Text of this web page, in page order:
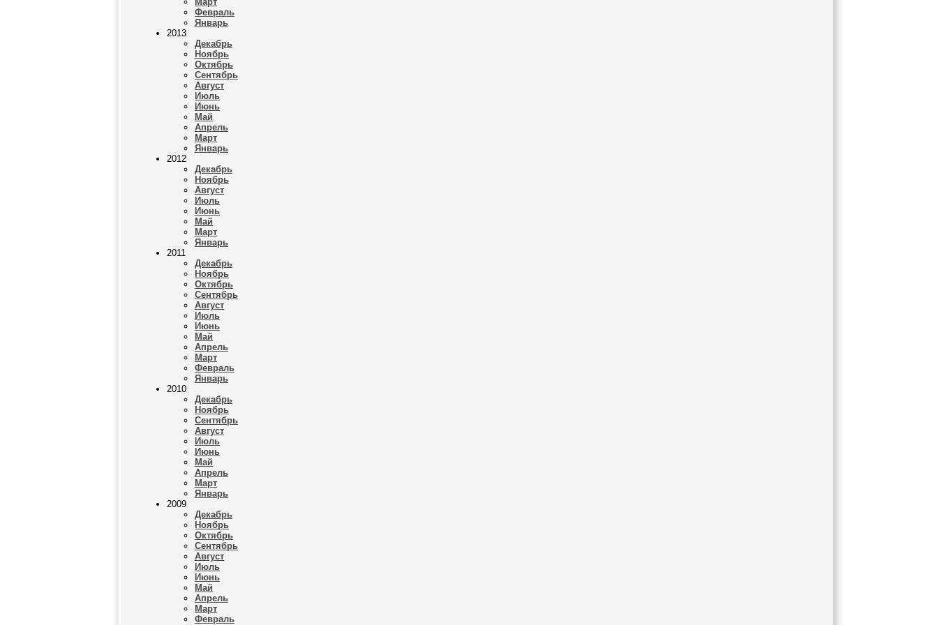
Февраль
Январь
2013
Декабрь
Ноябрь
Октябрь
Сентябрь
Август
Июль
Июнь
Май
Апрель
Март
Январь
2012
Декабрь
Ноябрь
Август
Июль
Июнь
Май
Март
Январь
2011
Декабрь
Ноябрь
Октябрь
Сентябрь
Август
Июль
Июнь
Май
Апрель
Март
Февраль
Январь
2010
Декабрь
Ноябрь
Сентябрь
Август
Июль
Июнь
Май
Апрель
Март
Январь
2009
Декабрь
Ноябрь
Октябрь
Сентябрь
Август
Июль
Июнь
Май
Апрель
Март
Февраль